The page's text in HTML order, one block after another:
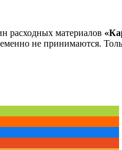
расходных материалов
не принимаются.